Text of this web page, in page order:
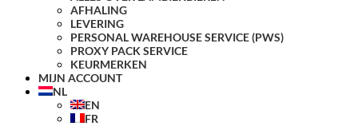
AFHALING
LEVERING
PERSONAL WAREHOUSE SERVICE (PWS)
PROXY PACK SERVICE
KEURMERKEN
MIJN ACCOUNT
NL
EN
FR